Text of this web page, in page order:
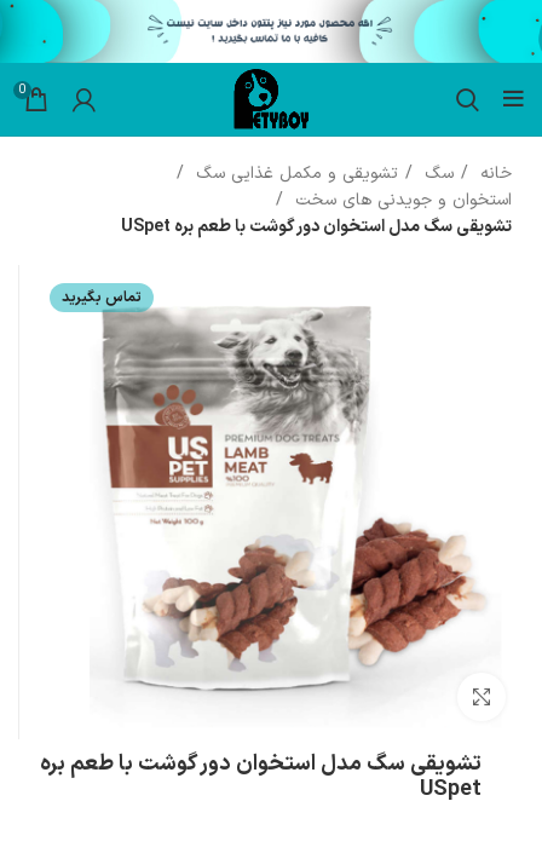
0
خانه سگ
تشویقی و مکمل غذایی سگ
استخوان و جویدنی های سخت
تشویقی سگ مدل استخوان دور گوشت با طعم بره USpet
تماس بگیرید
تشویقی سگ مدل استخوان دور گوشت با طعم بره
USpet